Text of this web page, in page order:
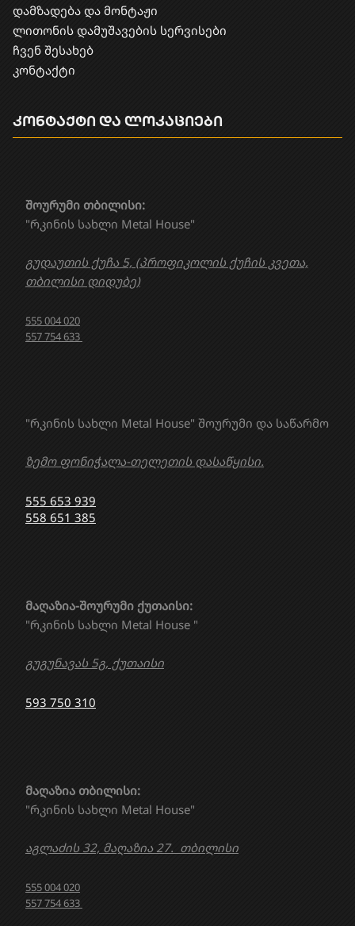
დამზადება და მონტაჟი
​ლითონის დამუშავების სერვისები
ჩვენ შესახებ
კონტაქტი
"რკინის სახლი Metal House" შოურუმი და საწარმო
ზემო ფონიჭალა-თელეთის დასაწყისი.
555 653 939
558 651 385
მაღაზია თბილისი:
"რკინის სახლი Metal House"
აგლაძის 32, მაღაზია 27. თბილისი
555 004 020
557 754 633
მაღაზია-შოურუმი ქუთაისი:
"რკინის სახლი Metal House "
გუგუნავას 5გ, ქუთაისი
593 750 310
შოურუმი თბილისი:
"რკინის სახლი Metal House"
გუდაუთის ქუჩა 5, (პროფიკოლის ქუჩის კვეთა,
თბილისი დიდუბე)
555 004 020
557 754 633
კონტაქტი და ლოკაციები